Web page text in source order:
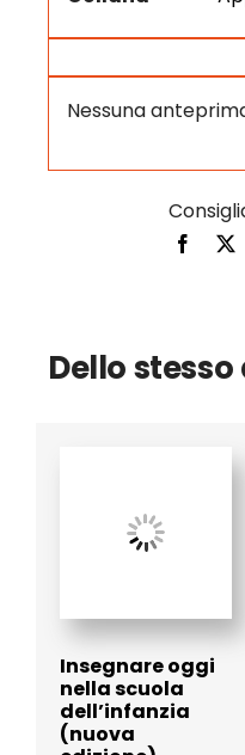
Nessuna
Dello
Insegnare oggi
nella scuola
dell’infanzia
(nuova